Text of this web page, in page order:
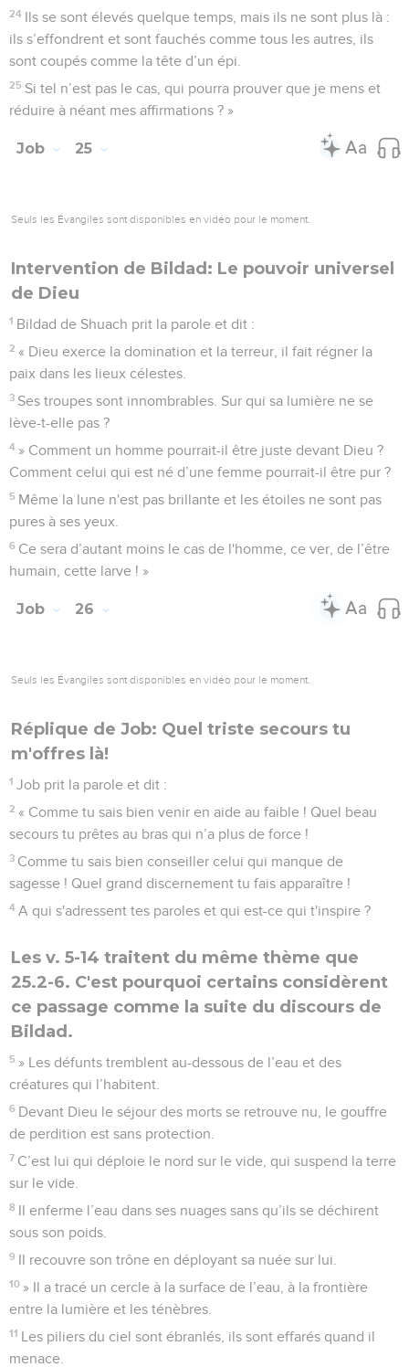
24 Ils se sont élevés quelque temps, mais ils ne sont plus là :
ils s’effondrent et sont fauchés comme tous les autres, ils
sont coupés comme la tête d’un épi.
25 Si tel n’est pas le cas, qui pourra prouver que je mens et
réduire à néant mes affirmations ? »
Job 25
Seuls les Évangiles sont disponibles en vidéo pour le moment.
Intervention de Bildad: Le pouvoir universel
de Dieu
1 Bildad de Shuach prit la parole et dit :
2 « Dieu exerce la domination et la terreur, il fait régner la
paix dans les lieux célestes.
3 Ses troupes sont innombrables. Sur qui sa lumière ne se
lève-t-elle pas ?
4 » Comment un homme pourrait-il être juste devant Dieu ?
Comment celui qui est né d’une femme pourrait-il être pur ?
5 Même la lune n'est pas brillante et les étoiles ne sont pas
pures à ses yeux.
6 Ce sera d’autant moins le cas de l'homme, ce ver, de l’être
humain, cette larve ! »
Job 26
Seuls les Évangiles sont disponibles en vidéo pour le moment.
Réplique de Job: Quel triste secours tu
m'offres là!
1 Job prit la parole et dit :
2 « Comme tu sais bien venir en aide au faible ! Quel beau
secours tu prêtes au bras qui n’a plus de force !
3 Comme tu sais bien conseiller celui qui manque de
sagesse ! Quel grand discernement tu fais apparaître !
4 A qui s'adressent tes paroles et qui est-ce qui t'inspire ?
Les v. 5-14 traitent du même thème que
25.2-6. C'est pourquoi certains considèrent
ce passage comme la suite du discours de
Bildad.
5 » Les défunts tremblent au-dessous de l’eau et des
créatures qui l’habitent.
6 Devant Dieu le séjour des morts se retrouve nu, le gouffre
de perdition est sans protection.
7 C’est lui qui déploie le nord sur le vide, qui suspend la terre
sur le vide.
8 Il enferme l’eau dans ses nuages sans qu’ils se déchirent
sous son poids.
9 Il recouvre son trône en déployant sa nuée sur lui.
10 » Il a tracé un cercle à la surface de l’eau, à la frontière
entre la lumière et les ténèbres.
11 Les piliers du ciel sont ébranlés, ils sont effarés quand il
menace.